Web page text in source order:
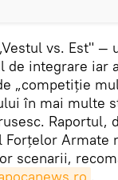
vs. Est" —
de integrare iar
„competiţie
în mai multe
Raportul,
Armate
scenarii,